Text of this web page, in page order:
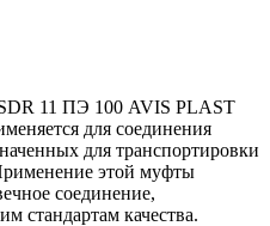
11 ПЭ 100 AVIS PLAST
для соединения
для транспортировки
этой муфты
соединение,
стандартам качества.